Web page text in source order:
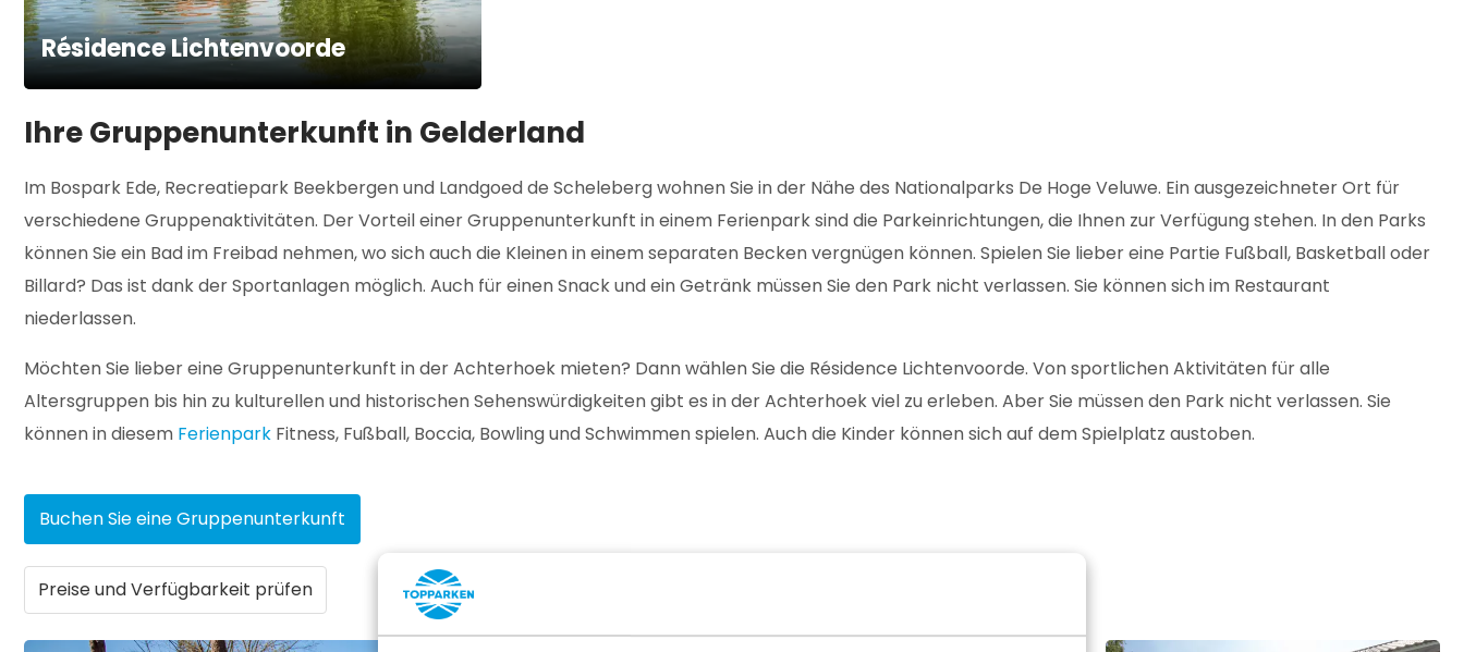
Résidence Lichtenvoorde
Ihre Gruppenunterkunft in Gelderland
Im Bospark Ede, Recreatiepark Beekbergen und Landgoed de Scheleberg wohnen Sie in der Nähe des Nationalparks De Hoge Veluwe. Ein ausgezeichneter Ort für
verschiedene Gruppenaktivitäten. Der Vorteil einer Gruppenunterkunft in einem Ferienpark sind die Parkeinrichtungen, die Ihnen zur Verfügung stehen. In den Parks
können Sie ein Bad im Freibad nehmen, wo sich auch die Kleinen in einem separaten Becken vergnügen können. Spielen Sie lieber eine Partie Fußball, Basketball oder
Billard? Das ist dank der Sportanlagen möglich. Auch für einen Snack und ein Getränk müssen Sie den Park nicht verlassen. Sie können sich im Restaurant
niederlassen.
Möchten Sie lieber eine Gruppenunterkunft in der Achterhoek mieten? Dann wählen Sie die Résidence Lichtenvoorde. Von sportlichen Aktivitäten für alle
Altersgruppen bis hin zu kulturellen und historischen Sehenswürdigkeiten gibt es in der Achterhoek viel zu erleben. Aber Sie müssen den Park nicht verlassen. Sie
können in diesem Ferienpark Fitness, Fußball, Boccia, Bowling und Schwimmen spielen. Auch die Kinder können sich auf dem Spielplatz austoben.
Buchen Sie eine Gruppenunterkunft
Preise und Verfügbarkeit prüfen